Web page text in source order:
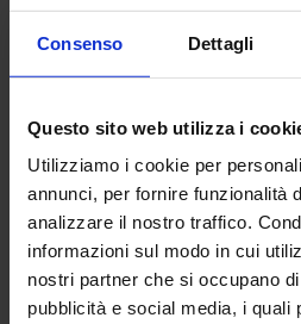
Consenso Dettagli
Questo sito web utilizza i
Utilizziamo i cookie per
annunci, per fornire funzionalità
analizzare il nostro traffico.
informazioni sul modo in cui
nostri partner che si occupano
pubblicità e social media, i quali
Parcheggio riservato disabili